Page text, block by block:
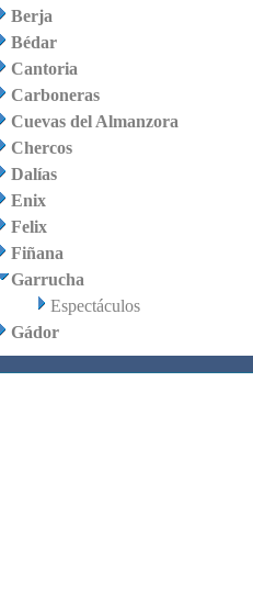
Berja
Bédar
Cantoria
Carboneras
Cuevas del Almanzora
Chercos
Dalías
Enix
Felix
Fiñana
Garrucha
Espectáculos
Gádor